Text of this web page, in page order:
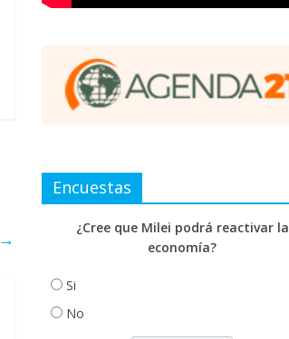
→
Encuestas
¿Cree que Milei podrá reactivar la
economía?
Si
No